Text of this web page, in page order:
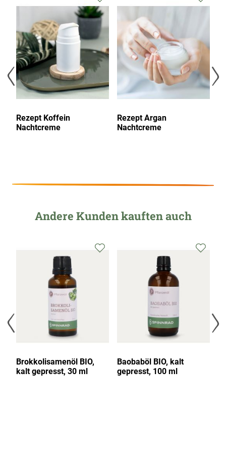
hinzufügen
Rezept Koffein
Nachtcreme
hinzufügen
Rezept Argan
Nachtcreme
Andere Kunden kauften auch
Brokkolisamenöl BIO,
kalt gepresst, 30 ml
Baobaböl BIO, kalt
gepresst, 100 ml